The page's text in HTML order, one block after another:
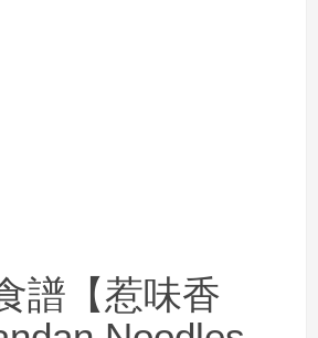
譜【惹味香